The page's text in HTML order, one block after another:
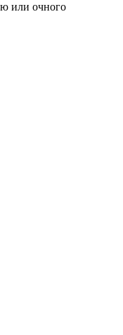
или очного